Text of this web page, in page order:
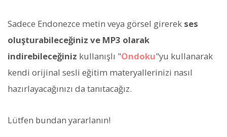
Sadece Endonezce metin veya görsel girerek ses
oluşturabileceğiniz ve MP3 olarak
indirebileceğiniz kullanışlı "Ondoku"yu kullanarak
kendi orijinal sesli eğitim materyallerinizi nasıl
hazırlayacağınızı da tanıtacağız.
Lütfen bundan yararlanın!